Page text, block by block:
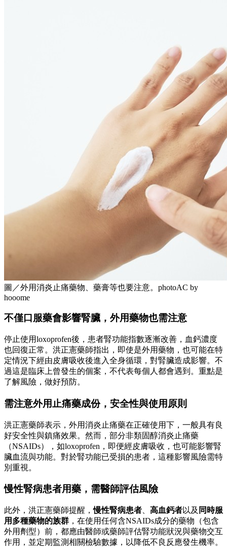
圖／外用消炎止痛藥物、藥膏等也要注意。photoAC by
hooome
不僅口服藥會影響腎臟，外用藥物也需注意
停止使用loxoprofen後，患者腎功能指數逐漸改善，血鈣濃度
也回復正常。洪正憲藥師指出，即使是外用藥物，也可能在特
定情況下經由皮膚吸收後進入全身循環，對腎臟造成影響。不
過這是臨床上曾發生的個案，不代表每個人都會遇到。重點是
了解風險，做好預防。
需注意外用止痛藥成份，安全性與使用原則
洪正憲藥師表示，外用消炎止痛藥在正確使用下，一般具有良
好安全性與鎮痛效果。然而，部分非類固醇消炎止痛藥
（NSAIDs），如loxoprofen，即便經皮膚吸收，也可能影響腎
臟血流與功能。對於腎功能已受損的患者，這種影響風險需特
別重視。
慢性腎病患者用藥，需醫師評估風險
此外，洪正憲藥師提醒，慢性腎病患者 高血鈣者以及 同時服
用多種藥物的族群 ，在使用任何含NSAIDs成分的藥物（包含
外用劑型）前，都應由醫師或藥師評估腎功能狀況與藥物交互
作用，並定期監測相關檢驗數據，以降低不良反應發生機率。